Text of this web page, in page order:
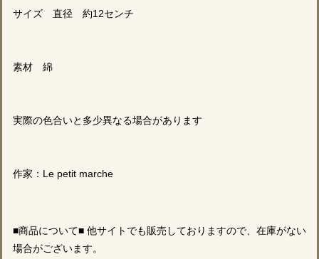
サイズ 直径 約12センチ
素材 綿
実際の色合いと多少異なる場合があります
作家：Le petit marche
■商品について■ 他サイトでも販売しておりますので、在庫がない
場合がございます。